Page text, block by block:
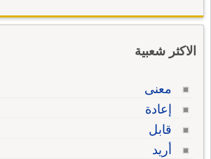
الاكثر شعبية
معنى
إعادة
قابل
أريد